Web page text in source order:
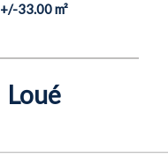
+/-33.00 m²
Loué